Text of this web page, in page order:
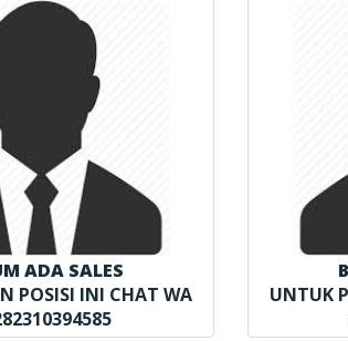
ADA SALES
POSISI INI CHAT WA
UNTUK